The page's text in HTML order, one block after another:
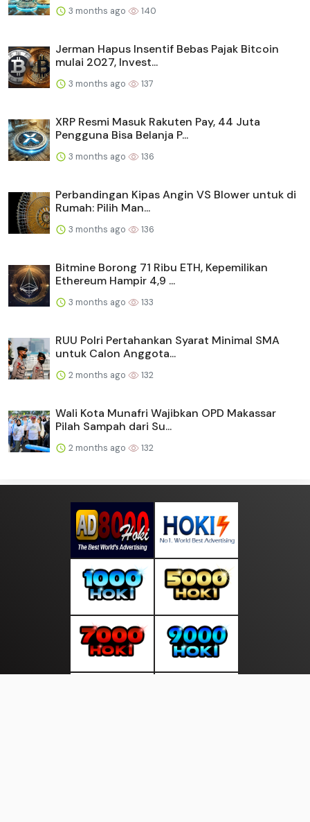
3 months ago 140
Jerman Hapus Insentif Bebas Pajak Bitcoin
mulai 2027, Invest...
3 months ago 137
XRP Resmi Masuk Rakuten Pay, 44 Juta
Pengguna Bisa Belanja P...
3 months ago 136
Perbandingan Kipas Angin VS Blower untuk di
Rumah: Pilih Man...
3 months ago 136
Bitmine Borong 71 Ribu ETH, Kepemilikan
Ethereum Hampir 4,9 ...
3 months ago 133
RUU Polri Pertahankan Syarat Minimal SMA
untuk Calon Anggota...
2 months ago 132
Wali Kota Munafri Wajibkan OPD Makassar
Pilah Sampah dari Su...
2 months ago 132